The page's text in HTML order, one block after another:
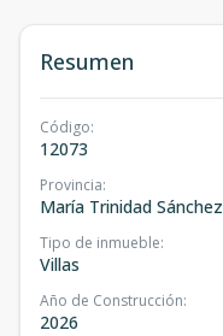
Resumen
Código:
12073
Provincia:
María Trinidad Sánchez
Tipo de inmueble:
Villas
Año de Construcción:
2026